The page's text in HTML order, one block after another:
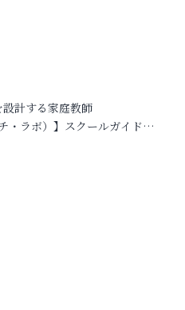
計する家庭教師
・ラボ）】スクールガイド…